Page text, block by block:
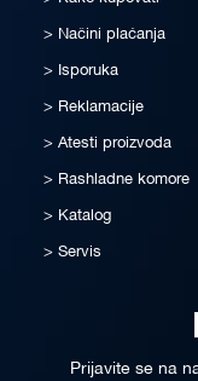
Načini plaćanja
Isporuka
Reklamacije
Atesti proizvoda
Rashladne komore
Katalog
Servis
Prijavite se na